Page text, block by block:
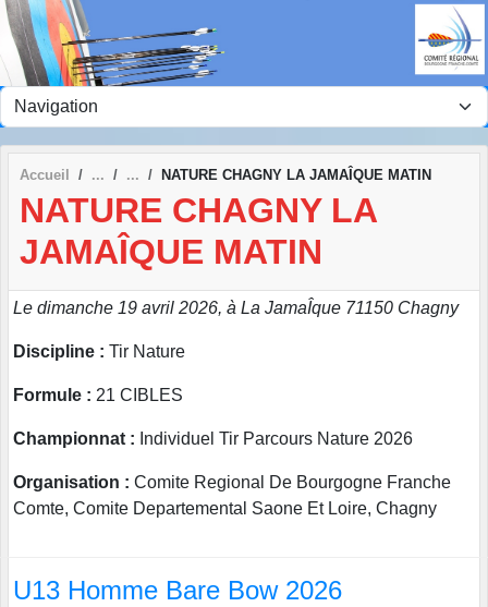
Accueil NATURE CHAGNY LA JAMAÎQUE MATIN
NATURE CHAGNY LA
JAMAÎQUE MATIN
Le dimanche 19 avril 2026, à La JamaÎque 71150 Chagny
Discipline : Tir Nature
Formule : 21 CIBLES
Championnat : Individuel Tir Parcours Nature 2026
Organisation : Comite Regional De Bourgogne Franche
Comte, Comite Departemental Saone Et Loire, Chagny
U13 Homme Bare Bow 2026
Panneau de gestion des cookies